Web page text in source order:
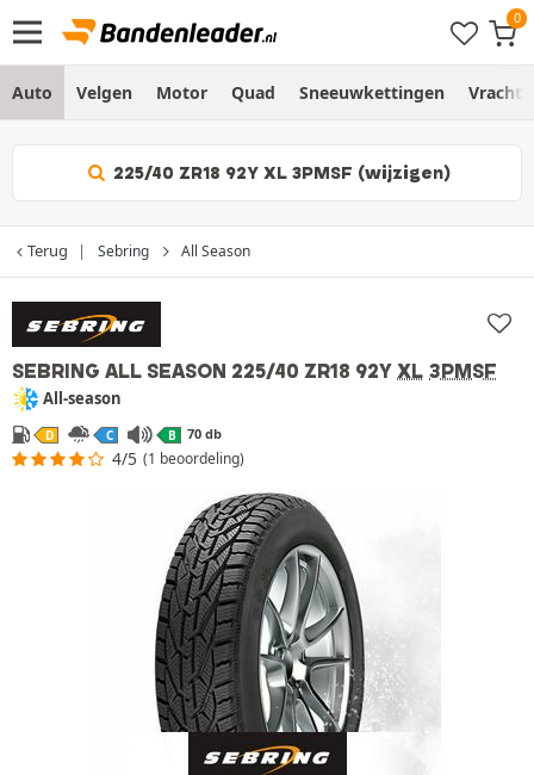
Auto Velgen Motor Quad Sneeuwkettingen
225/40 ZR18 92Y XL 3PMSF (wijzigen)
Terug Sebring All Season
SEBRING ALL SEASON 225/40 ZR18 92Y XL 3PMSF
All-season
D C B 70 db
4/5 (1 beoordeling)